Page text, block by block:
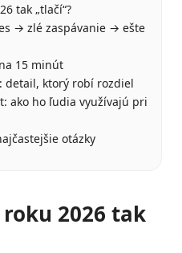
tak „tlačí“?
→ zlé zaspávanie → ešte
15 minút
detail, ktorý robí rozdiel
ako ho ľudia využívajú pri
otázky
roku 2026 tak